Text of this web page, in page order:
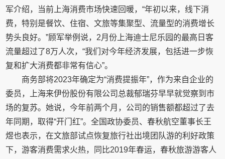
军介绍，当前上海消费市场快速回暖，“年初以来，线下消
费，特别是餐饮、住宿、文旅等集聚型、流量型的消费增长
势头良好。”顾军举例说，2月份上海迪士尼乐园的最高日客
流量超过了8万人次，“我们对今年经济发展，包括进一步恢
复和扩大消费都非常有信心”。
商务部将2023年确定为“消费提振年”，作为来自企业的
委员，上海来伊份股份有限公司总裁郁瑞芬早早就觉察到市
场的复苏。她说，今年前两个月，公司的销售额都超过了去
年同期，取得“开门红”。全国政协委员、春秋航空董事长王
煜也表示，在文旅部试点恢复旅行社出境团队游的利好政策
下，游客消费需求火热，同比2019年春运，春秋旅游游客人